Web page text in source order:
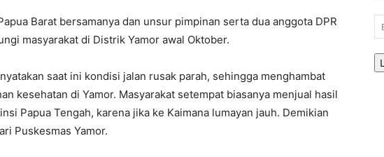
Barat bersamanya dan unsur pimpinan serta dua anggota DPR
masyarakat di Distrik Yamor awal Oktober.
saat ini kondisi jalan rusak parah, sehingga menghambat
kesehatan di Yamor. Masyarakat setempat biasanya menjual hasil
Papua Tengah, karena jika ke Kaimana lumayan jauh. Demikian
Puskesmas Yamor.